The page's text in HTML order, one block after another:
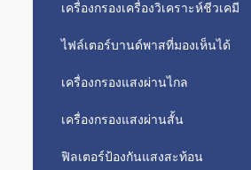
เครื่องกรองเครื่องวิเคราะห์ชีวเคมี
ไฟล์เตอร์บานด์พาสที่มองเห็นได้
เครื่องกรองแสงผ่านไกล
เครื่องกรองแสงผ่านสั้น
ฟิลเตอร์ป้องกันแสงสะท้อน